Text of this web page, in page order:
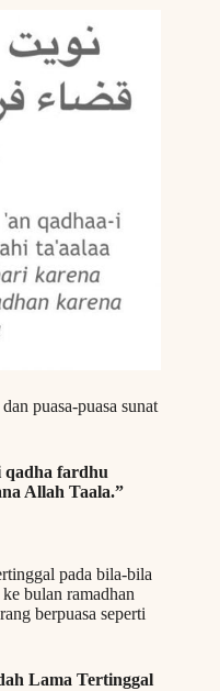
puasa-puasa sunat
qadha fardhu
Allah Taala.”
pada bila-bila
bulan ramadhan
berpuasa seperti
Lama Tertinggal